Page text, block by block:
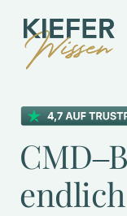
CMD‒
endlich